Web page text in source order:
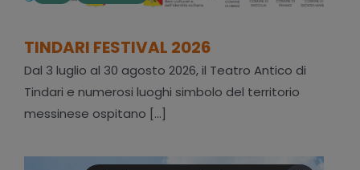
TINDARI FESTIVAL 2026
Dal 3 luglio al 30 agosto 2026, il Teatro Antico di
Tindari e numerosi luoghi simbolo del territorio
messinese ospitano [...]